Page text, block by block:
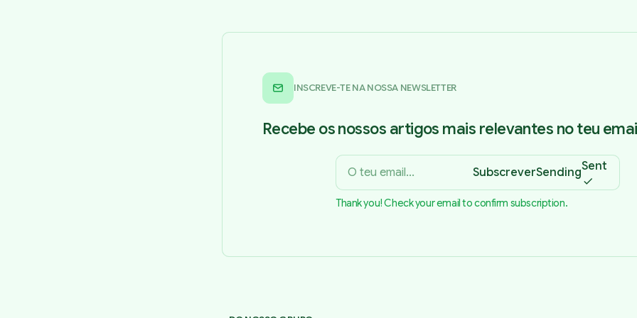
INSCREVE-TE NA NOSSA NEWSLETTER
Recebe os nossos artigos mais relevantes no teu
SubscreverSendingSent
Thank you! Check your email to confirm subscription.